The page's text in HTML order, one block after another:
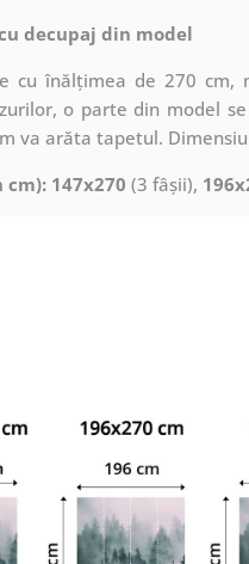
decupaj din model
cu înălțimea de 270 cm,
o parte din model
va arăta tapetul.
147x270 (3 fâșii),